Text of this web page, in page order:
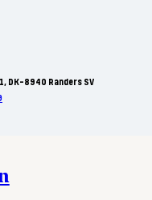
DK-8940 Randers SV